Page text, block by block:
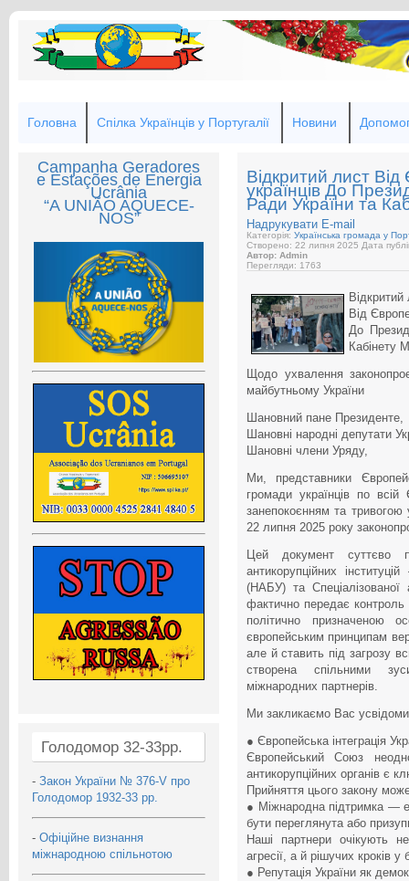
Головна Спілка Українців у Португалії Новини
Campanha Geradores
e Estações de Energia
Ucrânia
“A UNIÃO AQUECE-
NOS”
Голодомор 32-33рр.
- Закон України № 376-V про
Голодомор 1932-33 рр.
- Офіційне визнання
міжнародною спільнотою
Відкритий лист
українців До
Ради України та
Надрукувати E-mail
Категорія: Українська громада у
Створено: 22 липня 2025 Дата
Автор: Admin
Перегляди: 1763
Відкритий
Від
До
Кабінету
Щодо ухвалення
майбутньому України
Шановний пане Президенте,
Шановні народні депутати
Шановні члени Уряду,
Ми, представники
громади українців по
занепокоєнням та
22 липня 2025 року
Цей документ суттєво
антикорупційних
(НАБУ) та
фактично передає
політично призначеною
європейським принципам
але й ставить під загрозу
створена спільними
міжнародних партнерів.
Ми закликаємо Вас
● Європейська інтеграція
Європейський Союз
антикорупційних органів є
Прийняття цього закону
● Міжнародна підтримка —
бути переглянута або
Наші партнери очікують
агресії, а й рішучих кроків
● Репутація України як